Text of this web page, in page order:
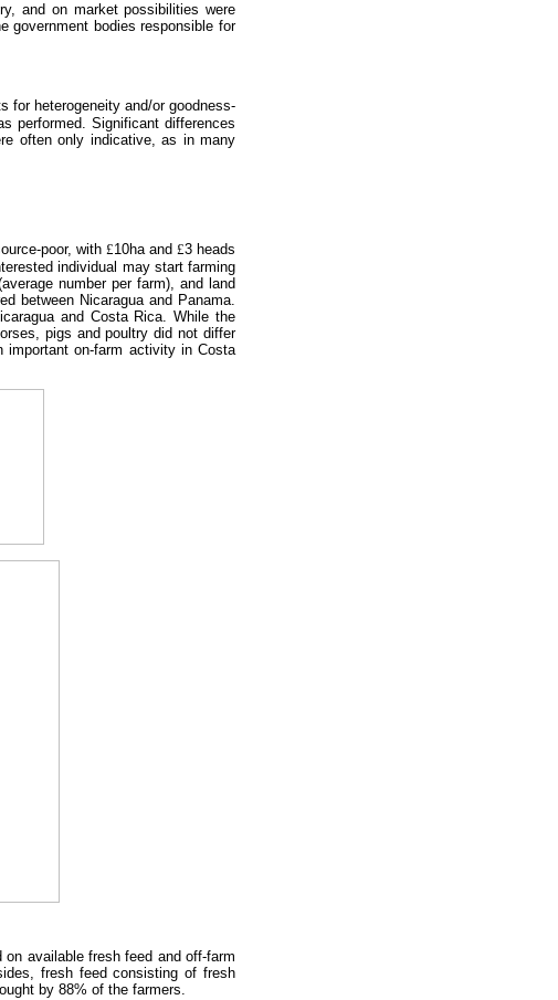
and on market possibilities were
government bodies responsible for
for heterogeneity and/or goodness-
performed. Significant differences
often only indicative, as in many
poor, with £10ha and £3 heads
individual may start farming
number per farm), and land
between Nicaragua and Panama.
and Costa Rica. While the
pigs and poultry did not differ
important on-farm activity in Costa
available fresh feed and off-farm
fresh feed consisting of fresh
by 88% of the farmers.